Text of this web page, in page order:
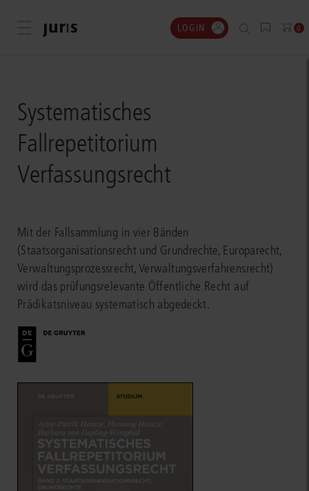
Menü öffnen LOGIN 0
Systematisches
Fallrepetitorium
Verfassungsrecht
Mit der Fallsammlung in vier Bänden
(Staatsorganisationsrecht und Grundrechte, Europarecht,
Verwaltungsprozessrecht, Verwaltungsverfahrensrecht)
wird das prüfungsrelevante Öffentliche Recht auf
Prädikatsniveau systematisch abgedeckt.